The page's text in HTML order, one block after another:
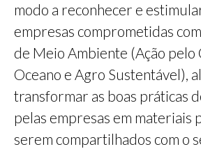
modo a reconhecer e
empresas comprometidas
de Meio Ambiente (Ação pelo
Oceano e Agro Sustentável),
transformar as boas práticas
pelas empresas em materiais
serem compartilhados com o